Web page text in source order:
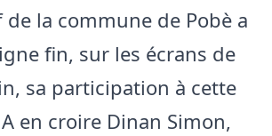
de la commune de Pobè a
fin, sur les écrans de
sa participation à cette
en croire Dinan Simon,